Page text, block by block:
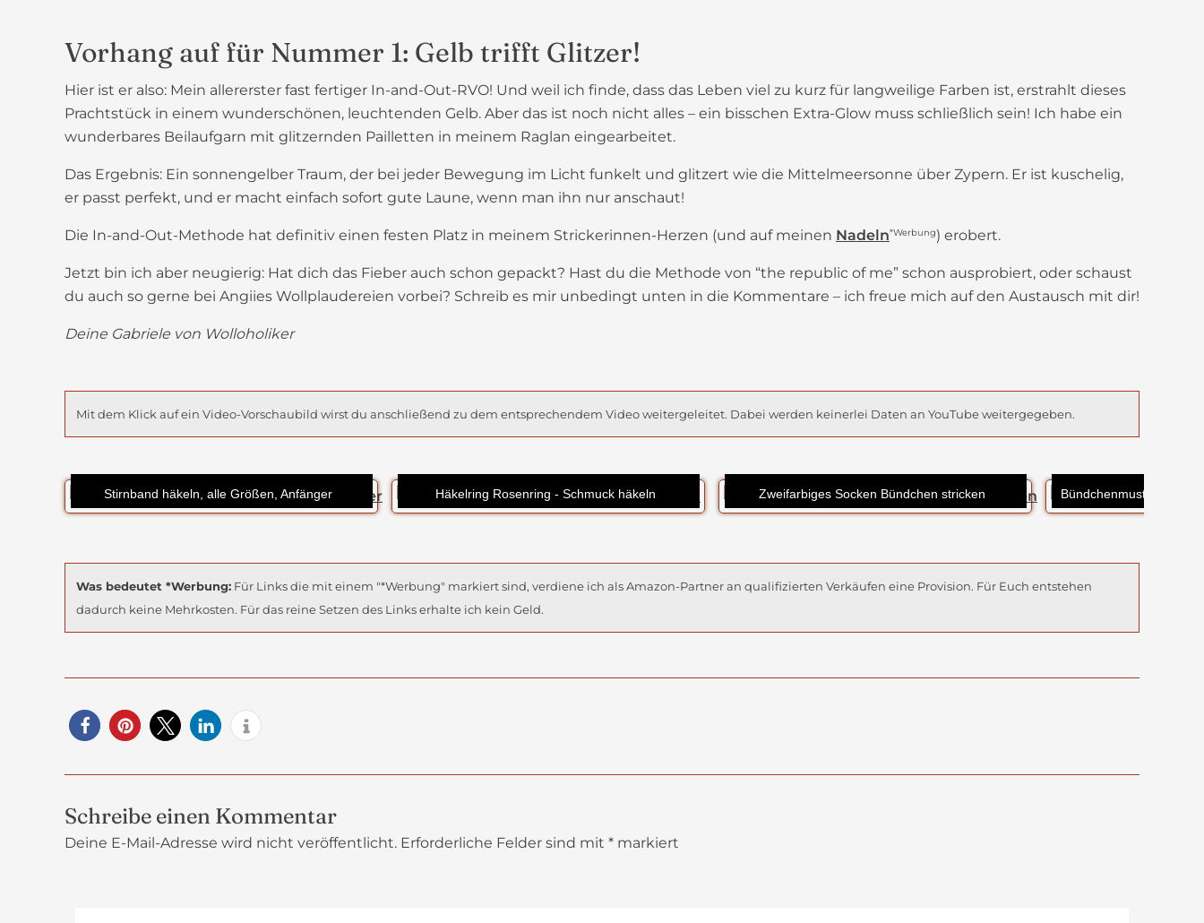
Vorhang auf für Nummer 1: Gelb trifft Glitzer!
Hier ist er also: Mein allererster fast fertiger In-and-Out-RVO! Und weil ich finde, dass das Leben viel zu kurz für langweilige Farben ist, erstrahlt dieses
Prachtstück in einem wunderschönen, leuchtenden Gelb. Aber das ist noch nicht alles – ein bisschen Extra-Glow muss schließlich sein! Ich habe ein
wunderbares Beilaufgarn mit glitzernden Pailletten in meinem Raglan eingearbeitet.
Das Ergebnis: Ein sonnengelber Traum, der bei jeder Bewegung im Licht funkelt und glitzert wie die Mittelmeersonne über Zypern. Er ist kuschelig,
er passt perfekt, und er macht einfach sofort gute Laune, wenn man ihn nur anschaut!
Die In-and-Out-Methode hat definitiv einen festen Platz in meinem Strickerinnen-Herzen (und auf meinen Nadeln*Werbung) erobert.
Jetzt bin ich aber neugierig: Hat dich das Fieber auch schon gepackt? Hast du die Methode von “the republic of me” schon ausprobiert, oder schaust
du auch so gerne bei Angiies Wollplaudereien vorbei? Schreib es mir unbedingt unten in die Kommentare – ich freue mich auf den Austausch mit dir!
Deine Gabriele von Wolloholiker
Mit dem Klick auf ein Video-Vorschaubild wirst du anschließend zu dem entsprechendem Video weitergeleitet. Dabei werden keinerlei Daten an YouTube weitergegeben.
Stirnband häkeln, alle Größen, Anfänger Häkelring Rosenring - Schmuck häkeln Zweifarbiges Socken Bündchen stricken Bündchenmuster
Was bedeutet *Werbung: Für Links die mit einem "*Werbung" markiert sind, verdiene ich als Amazon-Partner an qualifizierten Verkäufen eine Provision. Für Euch entstehen
dadurch keine Mehrkosten. Für das reine Setzen des Links erhalte ich kein Geld.
Schreibe einen Kommentar
Deine E-Mail-Adresse wird nicht veröffentlicht. Erforderliche Felder sind mit * markiert